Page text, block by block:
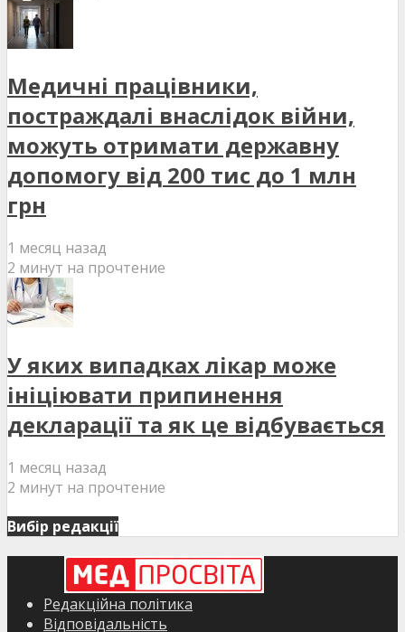
Медичні працівники,
постраждалі внаслідок війни,
можуть отримати державну
допомогу від 200 тис до 1 млн
грн
1 месяц назад
2 минут на прочтение
У яких випадках лікар може
ініціювати припинення
декларації та як це відбувається
1 месяц назад
2 минут на прочтение
Вибір редакції
Редакційна політика
Відповідальність